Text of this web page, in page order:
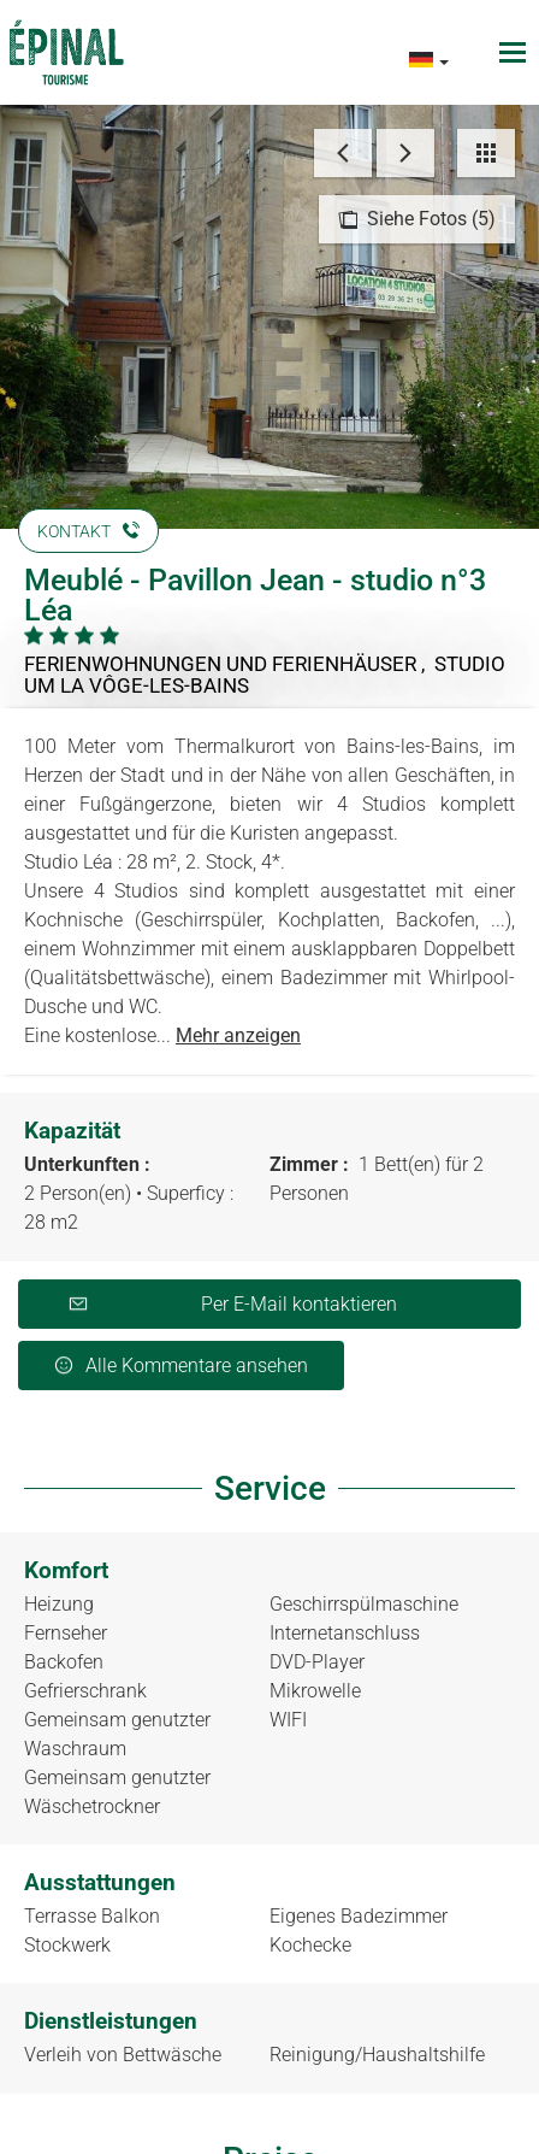
Siehe Fotos (5)
KONTAKT
Meublé - Pavillon Jean - studio n°3
Léa
FERIENWOHNUNGEN UND FERIENHÄUSER , STUDIO
UM LA VÔGE-LES-BAINS
100 Meter vom Thermalkurort von Bains-les-Bains, im
Herzen der Stadt und in der Nähe von allen Geschäften, in
einer Fußgängerzone, bieten wir 4 Studios komplett
ausgestattet und für die Kuristen angepasst.
Studio Léa : 28 m², 2. Stock, 4*.
Unsere 4 Studios sind komplett ausgestattet mit einer
Kochnische (Geschirrspüler, Kochplatten, Backofen, ...),
einem Wohnzimmer mit einem ausklappbaren Doppelbett
(Qualitätsbettwäsche), einem Badezimmer mit Whirlpool-
Dusche und WC.
Eine kostenlose... Mehr anzeigen
Kapazität
Unterkunften :
2 Person(en) • Superficy :
28 m2
Zimmer : 1 Bett(en) für 2
Personen
Per E-Mail kontaktieren
Alle Kommentare ansehen
Service
Komfort
Heizung
Fernseher
Backofen
Gefrierschrank
Gemeinsam genutzter
Waschraum
Gemeinsam genutzter
Wäschetrockner
Geschirrspülmaschine
Internetanschluss
DVD-Player
Mikrowelle
WIFI
Ausstattungen
Terrasse Balkon
Stockwerk
Eigenes Badezimmer
Kochecke
Dienstleistungen
Verleih von Bettwäsche Reinigung/Haushaltshilfe